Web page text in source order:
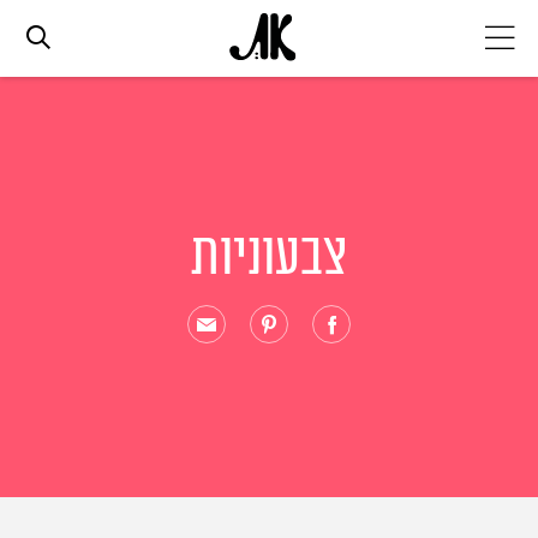
ביוטי
צבעוניות